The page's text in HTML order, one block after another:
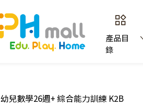
產品目
錄
幼兒數學26週+ 綜合能力訓練 K2B